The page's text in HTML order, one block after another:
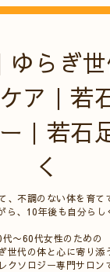
ゆらぎ
ア｜若
｜若石
く
、不調のない体を育て
ら、10年後も自分らし
代〜60代女性のための
世代の体と心に寄り添
クソロジー専門サロン